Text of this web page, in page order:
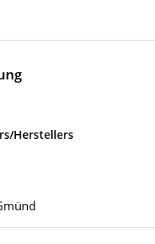
Herstellers